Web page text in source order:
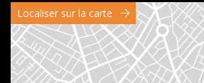
Localiser sur la carte